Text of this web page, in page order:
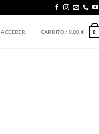
ACCEDER CARRITO / 0,00 € 0